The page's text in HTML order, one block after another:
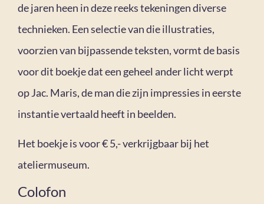
de jaren heen in deze reeks tekeningen diverse
technieken. Een selectie van die illustraties,
voorzien van bijpassende teksten, vormt de basis
voor dit boekje dat een geheel ander licht werpt
op Jac. Maris, de man die zijn impressies in eerste
instantie vertaald heeft in beelden.
Het boekje is voor € 5,- verkrijgbaar bij het
ateliermuseum.
Colofon